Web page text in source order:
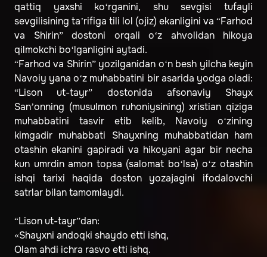
qattiq yaxshi ko‘rganini, shu sevgisi tufayli
sevgilisining ta’rifiga tili lol (ojiz) ekanligini va “Farhod
va Shirin” dostoni orqali o‘z ahvolidan hikoya
qilmokchi bo‘lganligini aytadi.
“Farhod va Shirin” yozilganidan o‘n besh yilcha keyin
Navoiy yana o‘z muhabbatini bir asarida yodga oladi:
“Lison ut-tayr” dostonida afsonaviy Shayx
San’onning (musulmon ruhoniysining) xristian qiziga
muhabbatini tasvir etib kelib, Navoiy o‘zining
kimgadir muhabbati Shayxning muhabbatidan ham
otashin ekanini gapiradi va hikoyani agar bir necha
kun umrdin amon topsa (salomat bo‘lsa) o‘z otashin
ishqi tarixi haqida doston yozajagini ifodalovchi
satrlar bilan tamomlaydi.
“Lison ut-tayr”dan:
«Shayxni andoqki shaydo etti ishq,
Olam ahdi ichra rasvo etti ishq.